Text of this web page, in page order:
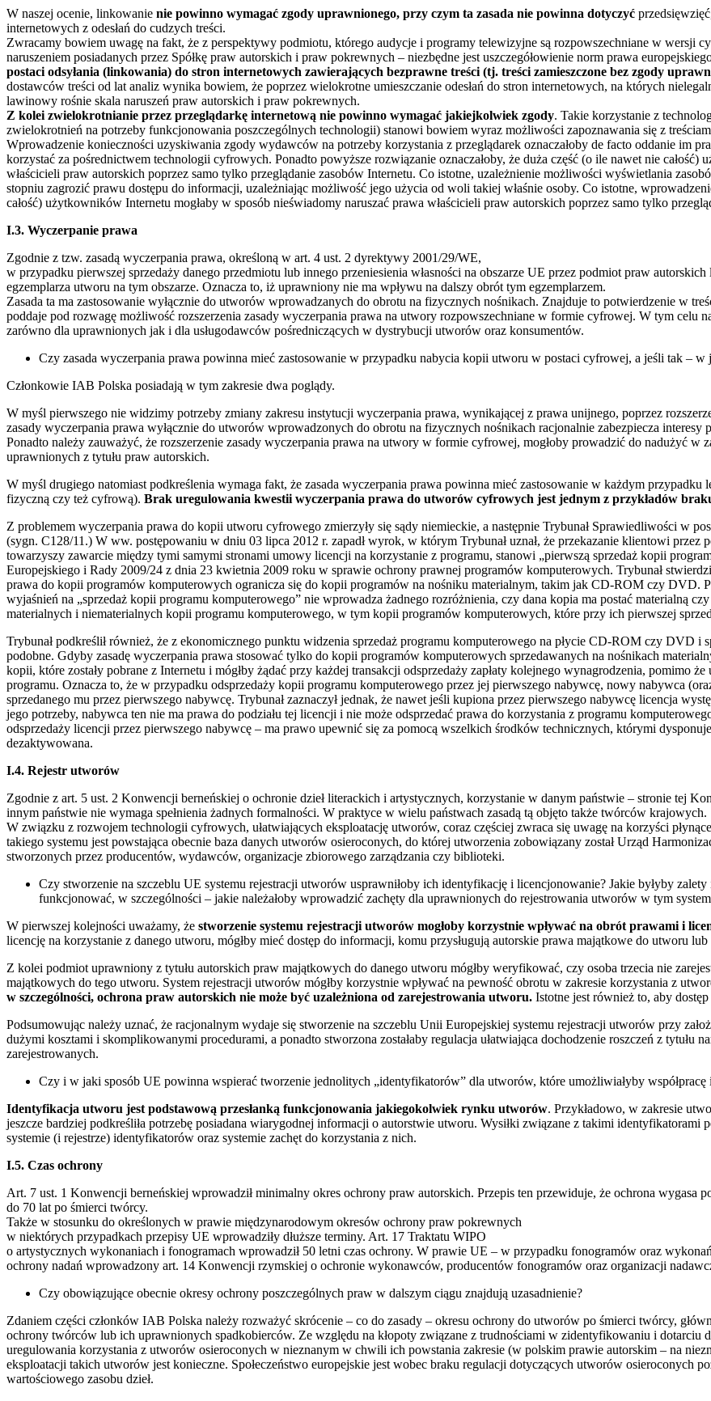
W naszej ocenie, linkowanie nie powinno wymagać zgody uprawnionego, przy czym ta zasada nie powinna dotyczyć
internetowych z odesłań do cudzych treści.
Zwracamy bowiem uwagę na fakt, że z perspektywy podmiotu, którego audycje i programy telewizyjne są rozpowszechniane w wersji
naruszeniem posiadanych przez Spółkę praw autorskich i praw pokrewnych – niezbędne jest uszczegółowienie norm prawa
postaci odsyłania (linkowania) do stron internetowych zawierających bezprawne treści (tj. treści zamieszczone bez zgody
dostawców treści od lat analiz wynika bowiem, że poprzez wielokrotne umieszczanie odesłań do stron internetowych, na których
lawinowy rośnie skala naruszeń praw autorskich i praw pokrewnych.
Z kolei zwielokrotnianie przez przeglądarkę internetową nie powinno wymagać jakiejkolwiek zgody. Takie korzystanie z
zwielokrotnień na potrzeby funkcjonowania poszczególnych technologii) stanowi bowiem wyraz możliwości zapoznawania się z
Wprowadzenie konieczności uzyskiwania zgody wydawców na potrzeby korzystania z przeglądarek oznaczałoby de facto oddanie im
korzystać za pośrednictwem technologii cyfrowych. Ponadto powyższe rozwiązanie oznaczałoby, że duża część (o ile nawet nie
właścicieli praw autorskich poprzez samo tylko przeglądanie zasobów Internetu. Co istotne, uzależnienie możliwości wyświetlania
stopniu zagrozić prawu dostępu do informacji, uzależniając możliwość jego użycia od woli takiej właśnie osoby. Co istotne,
całość) użytkowników Internetu mogłaby w sposób nieświadomy naruszać prawa właścicieli praw autorskich poprzez samo tylko
I.3. Wyczerpanie prawa
Zgodnie z tzw. zasadą wyczerpania prawa, określoną w art. 4 ust. 2 dyrektywy 2001/29/WE,
w przypadku pierwszej sprzedaży danego przedmiotu lub innego przeniesienia własności na obszarze UE przez podmiot praw
egzemplarza utworu na tym obszarze. Oznacza to, iż uprawniony nie ma wpływu na dalszy obrót tym egzemplarzem.
Zasada ta ma zastosowanie wyłącznie do utworów wprowadzanych do obrotu na fizycznych nośnikach. Znajduje to potwierdzenie w
poddaje pod rozwagę możliwość rozszerzenia zasady wyczerpania prawa na utwory rozpowszechniane w formie cyfrowej. W tym celu
zarówno dla uprawnionych jak i dla usługodawców pośredniczących w dystrybucji utworów oraz konsumentów.
Czy zasada wyczerpania prawa powinna mieć zastosowanie w przypadku nabycia kopii utworu w postaci cyfrowej, a jeśli tak – w
Członkowie IAB Polska posiadają w tym zakresie dwa poglądy.
W myśl pierwszego nie widzimy potrzeby zmiany zakresu instytucji wyczerpania prawa, wynikającej z prawa unijnego, poprzez
zasady wyczerpania prawa wyłącznie do utworów wprowadzonych do obrotu na fizycznych nośnikach racjonalnie zabezpiecza
Ponadto należy zauważyć, że rozszerzenie zasady wyczerpania prawa na utwory w formie cyfrowej, mogłoby prowadzić do nadużyć w
uprawnionych z tytułu praw autorskich.
W myśl drugiego natomiast podkreślenia wymaga fakt, że zasada wyczerpania prawa powinna mieć zastosowanie w każdym
fizyczną czy też cyfrową). Brak uregulowania kwestii wyczerpania prawa do utworów cyfrowych jest jednym z przykładów
Z problemem wyczerpania prawa do kopii utworu cyfrowego zmierzyły się sądy niemieckie, a następnie Trybunał Sprawiedliwości w
(sygn. C128/11.) W ww. postępowaniu w dniu 03 lipca 2012 r. zapadł wyrok, w którym Trybunał uznał, że przekazanie klientowi
towarzyszy zawarcie między tymi samymi stronami umowy licencji na korzystanie z programu, stanowi „pierwszą sprzedaż kopii
Europejskiego i Rady 2009/24 z dnia 23 kwietnia 2009 roku w sprawie ochrony prawnej programów komputerowych. Trybunał
prawa do kopii programów komputerowych ogranicza się do kopii programów na nośniku materialnym, takim jak CD-ROM czy DVD.
wyjaśnień na „sprzedaż kopii programu komputerowego” nie wprowadza żadnego rozróżnienia, czy dana kopia ma postać materialną
materialnych i niematerialnych kopii programu komputerowego, w tym kopii programów komputerowych, które przy ich pierwszej
Trybunał podkreślił również, że z ekonomicznego punktu widzenia sprzedaż programu komputerowego na płycie CD-ROM czy DVD i
podobne. Gdyby zasadę wyczerpania prawa stosować tylko do kopii programów komputerowych sprzedawanych na nośnikach
kopii, które zostały pobrane z Internetu i mógłby żądać przy każdej transakcji odsprzedaży zapłaty kolejnego wynagrodzenia, pomimo
programu. Oznacza to, że w przypadku odsprzedaży kopii programu komputerowego przez jej pierwszego nabywcę, nowy nabywca
sprzedanego mu przez pierwszego nabywcę. Trybunał zaznaczył jednak, że nawet jeśli kupiona przez pierwszego nabywcę licencja
jego potrzeby, nabywca ten nie ma prawa do podziału tej licencji i nie może odsprzedać prawa do korzystania z programu
odsprzedaży licencji przez pierwszego nabywcę – ma prawo upewnić się za pomocą wszelkich środków technicznych, którymi
dezaktywowana.
I.4. Rejestr utworów
Zgodnie z art. 5 ust. 2 Konwencji berneńskiej o ochronie dzieł literackich i artystycznych, korzystanie w danym państwie – stronie tej
innym państwie nie wymaga spełnienia żadnych formalności. W praktyce w wielu państwach zasadą tą objęto także twórców krajowych.
W związku z rozwojem technologii cyfrowych, ułatwiających eksploatację utworów, coraz częściej zwraca się uwagę na korzyści
takiego systemu jest powstająca obecnie baza danych utworów osieroconych, do której utworzenia zobowiązany został Urząd
stworzonych przez producentów, wydawców, organizacje zbiorowego zarządzania czy biblioteki.
Czy stworzenie na szczeblu UE systemu rejestracji utworów usprawniłoby ich identyfikację i licencjonowanie? Jakie byłyby
funkcjonować, w szczególności – jakie należałoby wprowadzić zachęty dla uprawnionych do rejestrowania utworów w tym
W pierwszej kolejności uważamy, że stworzenie systemu rejestracji utworów mogłoby korzystnie wpływać na obrót prawami i
licencję na korzystanie z danego utworu, mógłby mieć dostęp do informacji, komu przysługują autorskie prawa majątkowe do utworu
Z kolei podmiot uprawniony z tytułu autorskich praw majątkowych do danego utworu mógłby weryfikować, czy osoba trzecia nie
majątkowych do tego utworu. System rejestracji utworów mógłby korzystnie wpływać na pewność obrotu w zakresie korzystania z
w szczególności, ochrona praw autorskich nie może być uzależniona od zarejestrowania utworu. Istotne jest również to, aby dostęp
Podsumowując należy uznać, że racjonalnym wydaje się stworzenie na szczeblu Unii Europejskiej systemu rejestracji utworów przy
dużymi kosztami i skomplikowanymi procedurami, a ponadto stworzona zostałaby regulacja ułatwiająca dochodzenie roszczeń z tytułu
zarejestrowanych.
Czy i w jaki sposób UE powinna wspierać tworzenie jednolitych „identyfikatorów” dla utworów, które umożliwiałyby
Identyfikacja utworu jest podstawową przesłanką funkcjonowania jakiegokolwiek rynku utworów. Przykładowo, w zakresie
jeszcze bardziej podkreśliła potrzebę posiadana wiarygodnej informacji o autorstwie utworu. Wysiłki związane z takimi
systemie (i rejestrze) identyfikatorów oraz systemie zachęt do korzystania z nich.
I.5. Czas ochrony
Art. 7 ust. 1 Konwencji berneńskiej wprowadził minimalny okres ochrony praw autorskich. Przepis ten przewiduje, że ochrona wygasa
do 70 lat po śmierci twórcy.
Także w stosunku do określonych w prawie międzynarodowym okresów ochrony praw pokrewnych
w niektórych przypadkach przepisy UE wprowadziły dłuższe terminy. Art. 17 Traktatu WIPO
o artystycznych wykonaniach i fonogramach wprowadził 50 letni czas ochrony. W prawie UE – w przypadku fonogramów oraz
ochrony nadań wprowadzony art. 14 Konwencji rzymskiej o ochronie wykonawców, producentów fonogramów oraz organizacji
Czy obowiązujące obecnie okresy ochrony poszczególnych praw w dalszym ciągu znajdują uzasadnienie?
Zdaniem części członków IAB Polska należy rozważyć skrócenie – co do zasady – okresu ochrony do utworów po śmierci twórcy,
ochrony twórców lub ich uprawnionych spadkobierców. Ze względu na kłopoty związane z trudnościami w zidentyfikowaniu i dotarciu
uregulowania korzystania z utworów osieroconych w nieznanym w chwili ich powstania zakresie (w polskim prawie autorskim – na
eksploatacji takich utworów jest konieczne. Społeczeństwo europejskie jest wobec braku regulacji dotyczących utworów osieroconych
wartościowego zasobu dzieł.